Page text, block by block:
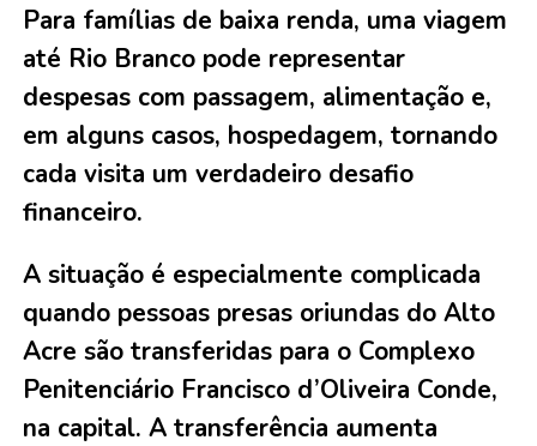
Para famílias de baixa renda, uma viagem
até Rio Branco pode representar
despesas com passagem, alimentação e,
em alguns casos, hospedagem, tornando
cada visita um verdadeiro desafio
financeiro.
A situação é especialmente complicada
quando pessoas presas oriundas do Alto
Acre são transferidas para o Complexo
Penitenciário Francisco d’Oliveira Conde,
na capital. A transferência aumenta